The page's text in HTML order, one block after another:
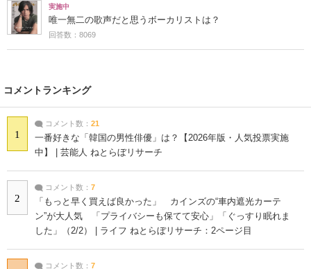
実施中
唯一無二の歌声だと思うボーカリストは？
回答数：8069
コメントランキング
1
コメント数： 21
一番好きな「韓国の男性俳優」は？【2026年版・人気投票実施
中】 | 芸能人 ねとらぼリサーチ
2
コメント数： 7
「もっと早く買えば良かった」 カインズの“車内遮光カーテ
ン”が大人気 「プライバシーも保てて安心」「ぐっすり眠れま
した」（2/2） | ライフ ねとらぼリサーチ：2ページ目
コメント数： 7